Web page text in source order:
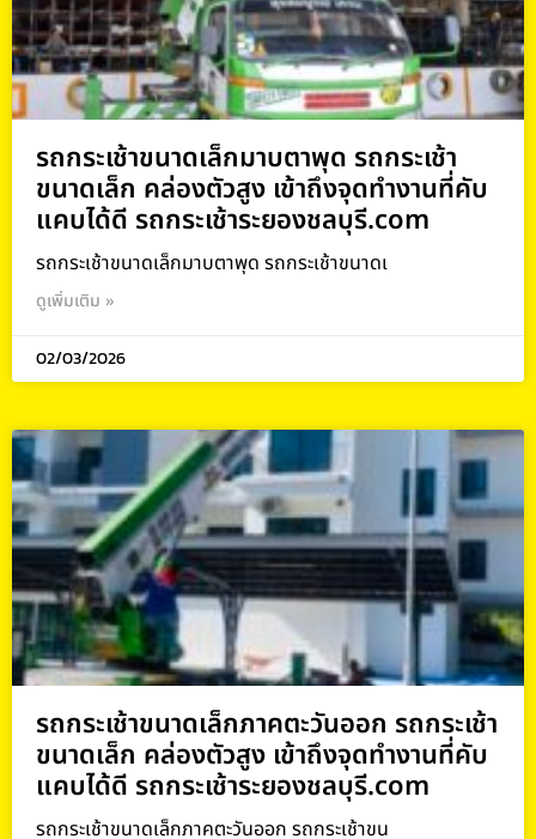
รถกระเช้าขนาดเล็กมาบตาพุด รถกระเช้า
ขนาดเล็ก คล่องตัวสูง เข้าถึงจุดทำงานที่คับ
แคบได้ดี รถกระเช้าระยองชลบุรี.com
รถกระเช้าขนาดเล็กมาบตาพุด รถกระเช้าขนาดเ
ดูเพิ่มเติม »
02/03/2026
รถกระเช้าขนาดเล็กภาคตะวันออก รถกระเช้า
ขนาดเล็ก คล่องตัวสูง เข้าถึงจุดทำงานที่คับ
แคบได้ดี รถกระเช้าระยองชลบุรี.com
รถกระเช้าขนาดเล็กภาคตะวันออก รถกระเช้าขน